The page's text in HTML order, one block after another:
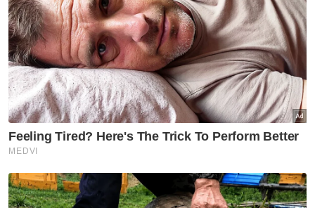
tentera, polis dipermudah dan
dipercepat - Anwar
Nasional
WiEX @MIHAS 2026 buka
peluang usahawan wanita
tembusi pasaran eksport
Nasional